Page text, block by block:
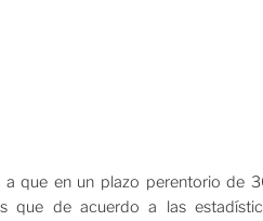
que en un plazo perentorio de
de acuerdo a las